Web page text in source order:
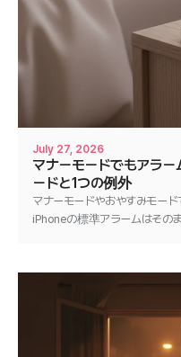
July 27, 2026
マナーモードでもアラ
ードと1つの例外
マナーモードやおやすみモー
iPhoneの標準アラームはその